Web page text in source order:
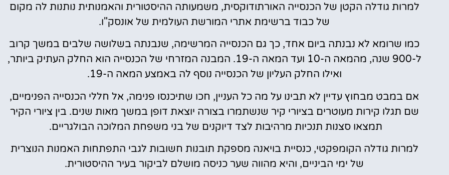
למרות גודלה הקטן של הכנסייה האורתודוקסית, משמעותה ההיסטורית והאמנותית נותנות לה מקום
של כבוד ברשימת אתרי המורשת העולמית של אונסק"ו.
כמו שרומא לא נבנתה ביום אחד, כך גם הכנסייה המרשימה, שנבנתה בשלושה שלבים במשך קרוב
ל-900 שנה, מהמאה ה-10 ועד המאה ה-19. המבנה המזרחי של הכנסייה הוא החלק העתיק ביותר,
ואילו החלק העליון של הכנסייה נוסף לה באמצע המאה ה-19.
אם במבט מבחוץ עדיין לא תבינו על מה כל העניין, חכו שתיכנסו פנימה, אל חללי הכנסייה הפנימיים,
שם תגלו קירות מעוטרים בציורי קיר שנשתמרו בצורה יוצאת דופן במשך מאות שנים. בין ציורי הקיר
תמצאו סצנות תנכיות מרהיבות לצד דיוקנים של בני משפחת המלוכה הבולגריים.
למרות גודלה הקומפקטי, כנסיית בויאנה מספקת תובנות חשובות לגבי התפתחות האמנות הנוצרית
של ימי הביניים, והיא מהווה שער כניסה מושלם לביקור בעיר ההיסטורית.